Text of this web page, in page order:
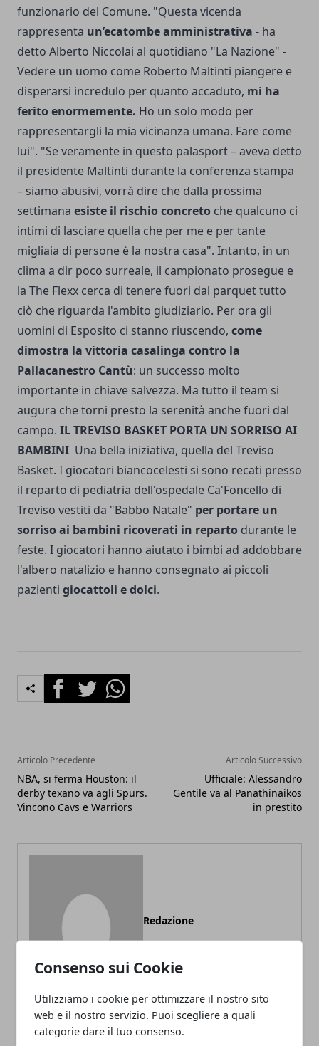
Consenso sui Cookie
Utilizziamo i cookie per ottimizzare il nostro sito
web e il nostro servizio. Puoi scegliere a quali
categorie dare il tuo consenso.
funzionario del Comune. "Questa vicenda
rappresenta un’ecatombe amministrativa - ha
detto Alberto Niccolai al quotidiano "La Nazione" -
Vedere un uomo come Roberto Maltinti piangere e
disperarsi incredulo per quanto accaduto, mi ha
ferito enormemente. Ho un solo modo per
rappresentargli la mia vicinanza umana. Fare come
lui". "Se veramente in questo palasport – aveva detto
il presidente Maltinti durante la conferenza stampa
– siamo abusivi, vorrà dire che dalla prossima
settimana esiste il rischio concreto che qualcuno ci
intimi di lasciare quella che per me e per tante
migliaia di persone è la nostra casa". Intanto, in un
clima a dir poco surreale, il campionato prosegue e
la The Flexx cerca di tenere fuori dal parquet tutto
ciò che riguarda l'ambito giudiziario. Per ora gli
uomini di Esposito ci stanno riuscendo, come
dimostra la vittoria casalinga contro la
Pallacanestro Cantù: un successo molto
importante in chiave salvezza. Ma tutto il team si
augura che torni presto la serenità anche fuori dal
campo. IL TREVISO BASKET PORTA UN SORRISO AI
BAMBINI Una bella iniziativa, quella del Treviso
Basket. I giocatori biancocelesti si sono recati presso
il reparto di pediatria dell'ospedale Ca'Foncello di
Treviso vestiti da "Babbo Natale" per portare un
sorriso ai bambini ricoverati in reparto durante le
feste. I giocatori hanno aiutato i bimbi ad addobbare
l'albero natalizio e hanno consegnato ai piccoli
pazienti giocattoli e dolci.
FacebookTwitterWhatsapp
Articolo Precedente
NBA, si ferma Houston: il
derby texano va agli Spurs.
Vincono Cavs e Warriors
Articolo Successivo
Ufficiale: Alessandro
Gentile va al Panathinaikos
in prestito
Redazione